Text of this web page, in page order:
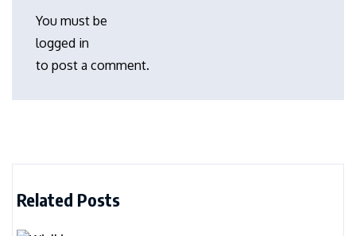
You must be
logged in
to post a comment.
Related Posts